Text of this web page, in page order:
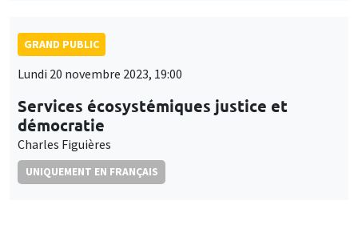
GRAND PUBLIC
Lundi 20 novembre 2023, 19:00
Services écosystémiques justice et
démocratie
Charles Figuières
UNIQUEMENT EN FRANÇAIS